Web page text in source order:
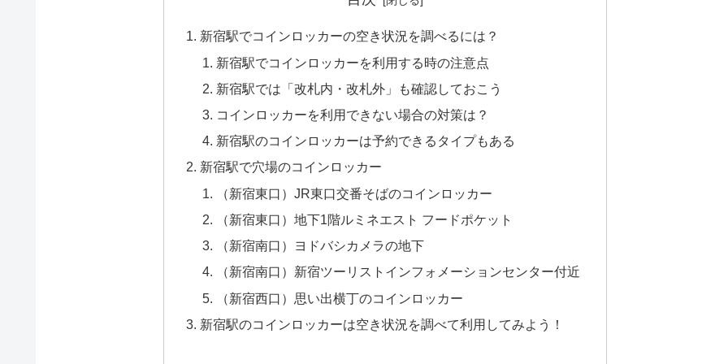
新宿駅でコインロッカーの空き状況を調べるには？
新宿駅でコインロッカーを利用する時の注意点
新宿駅では「改札内・改札外」も確認しておこう
コインロッカーを利用できない場合の対策は？
新宿駅のコインロッカーは予約できるタイプもある
新宿駅で穴場のコインロッカー
（新宿東口）JR東口交番そばのコインロッカー
（新宿東口）地下1階ルミネエスト フードポケット
（新宿南口）ヨドバシカメラの地下
（新宿南口）新宿ツーリストインフォメーションセンター付近
（新宿西口）思い出横丁のコインロッカー
新宿駅のコインロッカーは空き状況を調べて利用してみよう！